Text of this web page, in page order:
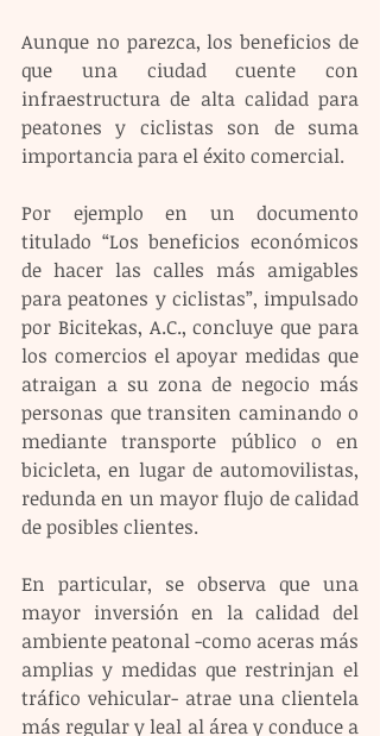
Aunque no parezca, los beneficios de
que una ciudad cuente con
infraestructura de alta calidad para
peatones y ciclistas son de suma
importancia para el éxito comercial.
Por ejemplo en un documento
titulado “Los beneficios económicos
de hacer las calles más amigables
para peatones y ciclistas”, impulsado
por Bicitekas, A.C., concluye que para
los comercios el apoyar medidas que
atraigan a su zona de negocio más
personas que transiten caminando o
mediante transporte público o en
bicicleta, en lugar de automovilistas,
redunda en un mayor flujo de calidad
de posibles clientes.
En particular, se observa que una
mayor inversión en la calidad del
ambiente peatonal -como aceras más
amplias y medidas que restrinjan el
tráfico vehicular- atrae una clientela
más regular y leal al área y conduce a